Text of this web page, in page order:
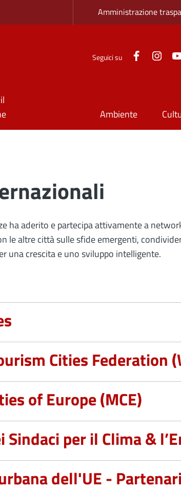
Zona
Amministrazione
Seguici su Facebook
Ambiente
ha aderito e partecipa attivamente a
le altre città sulle sfide emergenti,
una crescita e uno sviluppo intelligente.
Cities Federation
of Europe (MCE)
Sindaci per il Clima &
dell'UE -